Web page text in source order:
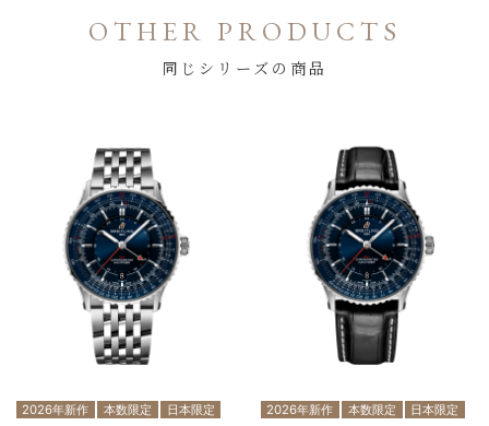
OTHER PRODUCTS
同じシリーズの商品
2026年新作 本数限定 日本限定 2026年新作 本数限定 日本限定